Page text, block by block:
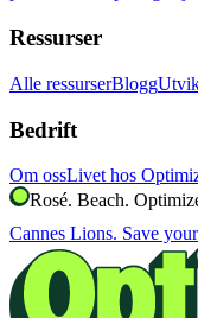
Ressurser
Alle ressurserBlogg
Bedrift
Om ossLivet hos
Rosé. Beach.
Cannes Lions. Save